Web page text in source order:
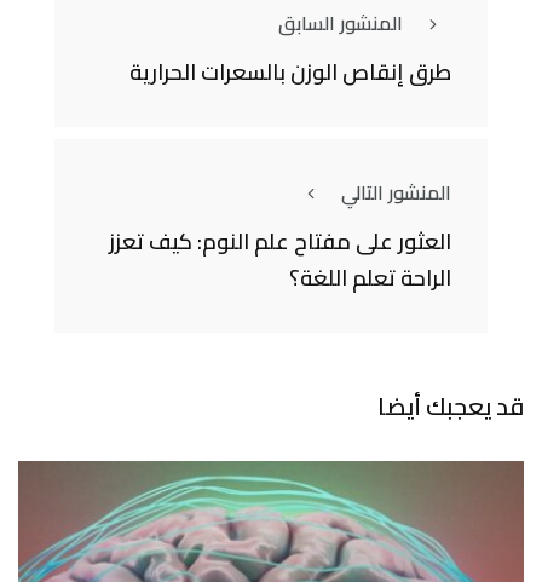
المنشور السابق
طرق إنقاص الوزن بالسعرات الحرارية
المنشور التالي
العثور على مفتاح علم النوم: كيف تعزز
الراحة تعلم اللغة؟
قد يعجبك أيضا